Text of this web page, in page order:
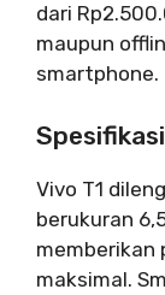
dari
maupun
smartphone.
Vivo T1
berukuran
memberikan
maksimal.